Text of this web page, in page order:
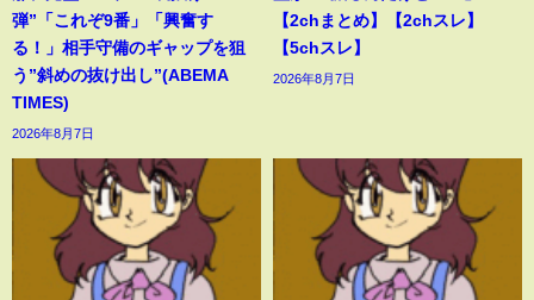
弾”「これぞ9番」「興奮す
る！」相手守備のギャップを狙
う”斜めの抜け出し”(ABEMA
TIMES)
2026年8月7日
【2chまとめ】【2chスレ】
【5chスレ】
2026年8月7日